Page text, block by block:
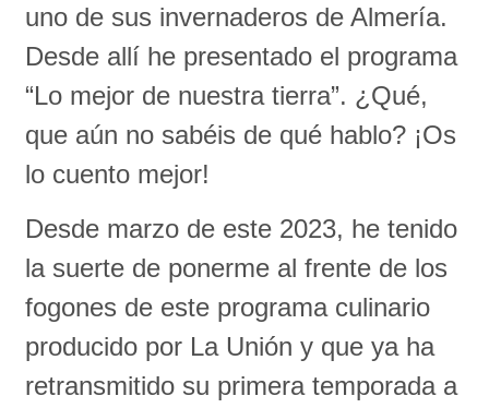
uno de sus invernaderos de Almería.
Desde allí he presentado el programa
“Lo mejor de nuestra tierra”. ¿Qué,
que aún no sabéis de qué hablo? ¡Os
lo cuento mejor!
Desde marzo de este 2023, he tenido
la suerte de ponerme al frente de los
fogones de este programa culinario
producido por La Unión y que ya ha
retransmitido su primera temporada a